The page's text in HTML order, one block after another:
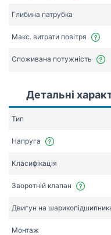
Глибина патрубка
Макс. витрати повітря
Споживана потужність
Детальні
Тип
Напруга
Класифікація
Зворотній клапан
Двигун на
Монтаж